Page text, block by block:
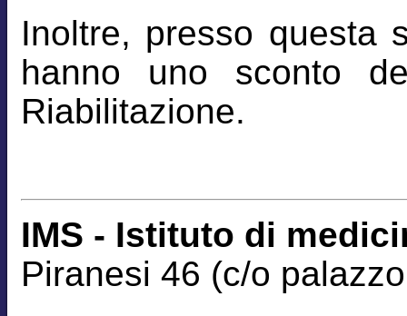
Inoltre, presso questa
hanno uno sconto
Riabilitazione.
IMS - Istituto di
Piranesi 46 (c/o